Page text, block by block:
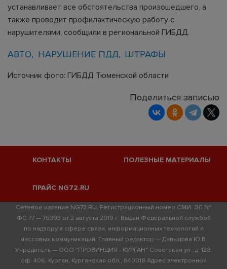
устанавливает все обстоятельства произошедшего, а
также проводит профилактическую работу с
нарушителями, сообщили в региональной ГИБДД.
АВТО НАРУШЕНИЕ ПДД ШТРАФЫ
Источник фото: ГИБДД Тюменской области
Поделиться записью
КОНТАКТЫ ПОЛЕЗНЫЕ МАТЕРИАЛЫ
ПРАЙС NG72.RU
Сетевое издание NG72.RU. Регистрационный номер СМИ: ЭЛ №
ФС 77 — 76393 от 2 августа 2019 г. Выдан Федеральной службой
по надзору в сфере связи, информационных технологий и
массовых коммуникаций. Главный редактор — Давыдова Ю.В.
Учредитель — ООО "ПРОВИНЦИЯ - КУРГАН" Советская ул., д. 128,
оф. 406, Курган, Курганская обл., 640018 Адрес электронной